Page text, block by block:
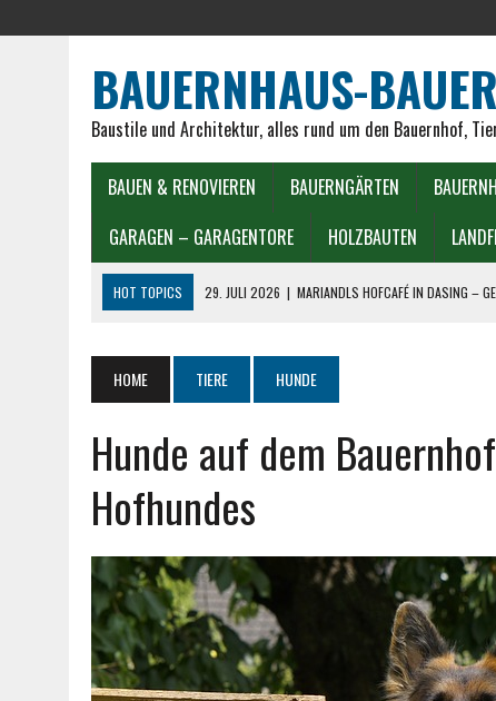
BAUERNHAUS-
Baustile und Architektur, alles rund um den Bauernhof,
BAUEN & RENOVIEREN BAUERNGÄRTEN
GARAGEN – GARAGENTORE
HOLZBAUTEN
HOT TOPICS 29. JULI 2026 | MARIANDLS HOFCAFÉ IN DASING –
19. JULI 2026 | ITALIENISCHER TOMATENKUCHEN REZEPT WIE AUS
15. JULI 2026
LANDFRAUEN GERICHTE IN DER HEISSLUFTFRITTEUSE
1. MAI 2026 | EIERSALAT LANDFRAUEN: CREMIG, EHRLICH, TRADITIONELL
HOME TIERE HUNDE
Hunde auf dem
Hofhundes